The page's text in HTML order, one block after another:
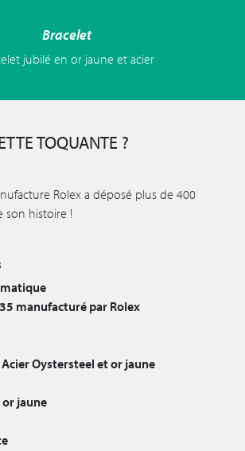
Bracelet
jubilé en or jaune et acier
TOQUANTE ?
Rolex a déposé plus de 400
son histoire !
manufacturé par Rolex
Acier Oystersteel et or jaune
or jaune